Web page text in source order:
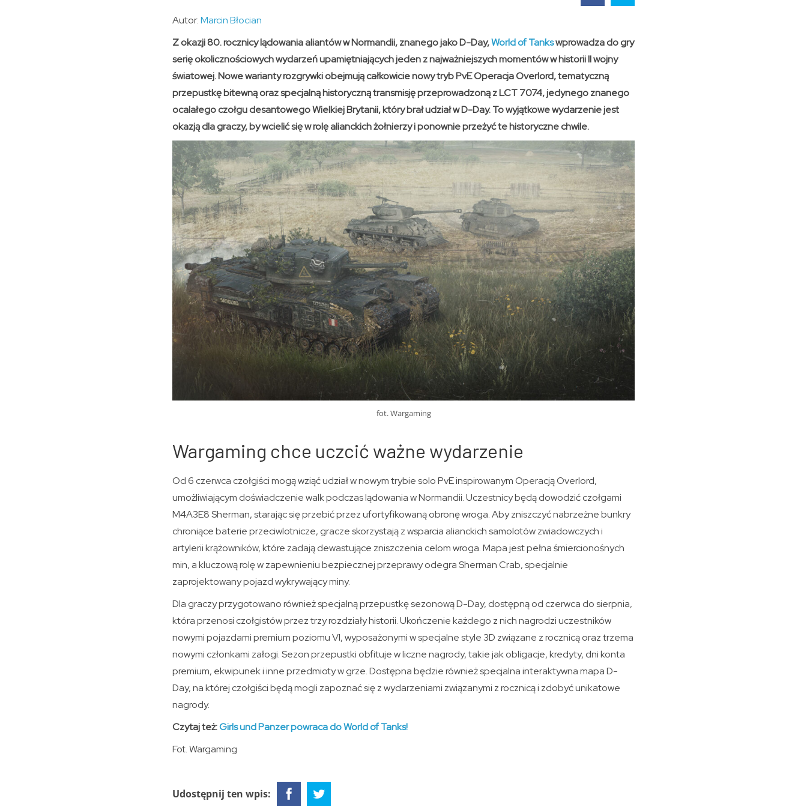
Autor:Marcin Błocian
Z okazji 80. rocznicy lądowania aliantów w Normandii, znanego jako D-Day,World of Tankswprowadza do gry
serię okolicznościowych wydarzeń upamiętniających jeden z najważniejszych momentów w historii II wojny
światowej. Nowe warianty rozgrywki obejmują całkowicie nowy tryb PvE Operacja Overlord, tematyczną
przepustkę bitewną oraz specjalną historyczną transmisję przeprowadzoną z LCT 7074, jedynego znanego
ocalałego czołgu desantowego Wielkiej Brytanii, który brał udział w D-Day. To wyjątkowe wydarzenie jest
okazją dla graczy, by wcielić się w rolę alianckich żołnierzy i ponownie przeżyć te historyczne chwile.
fot. Wargaming
Wargaming chce uczcić ważne wydarzenie
Od 6 czerwca czołgiści mogą wziąć udział w nowym trybie solo PvE inspirowanym Operacją Overlord,
umożliwiającym doświadczenie walk podczas lądowania w Normandii. Uczestnicy będą dowodzić czołgami
M4A3E8 Sherman, starając się przebić przez ufortyfikowaną obronę wroga. Aby zniszczyć nabrzeżne bunkry
chroniące baterie przeciwlotnicze, gracze skorzystają z wsparcia alianckich samolotów zwiadowczych i
artylerii krążowników, które zadają dewastujące zniszczenia celom wroga. Mapa jest pełna śmiercionośnych
min, a kluczową rolę w zapewnieniu bezpiecznej przeprawy odegra Sherman Crab, specjalnie
zaprojektowany pojazd wykrywający miny.
Dla graczy przygotowano również specjalną przepustkę sezonową D-Day, dostępną od czerwca do sierpnia,
która przenosi czołgistów przez trzy rozdziały historii. Ukończenie każdego z nich nagrodzi uczestników
nowymi pojazdami premium poziomu VI, wyposażonymi w specjalne style 3D związane z rocznicą oraz trzema
nowymi członkami załogi. Sezon przepustki obfituje w liczne nagrody, takie jak obligacje, kredyty, dni konta
premium, ekwipunek i inne przedmioty w grze. Dostępna będzie również specjalna interaktywna mapa D-
Day, na której czołgiści będą mogli zapoznać się z wydarzeniami związanymi z rocznicą i zdobyć unikatowe
nagrody.
Czytaj też:Girls und Panzer powraca do World of Tanks!
Fot. Wargaming
Udostępnij ten wpis: